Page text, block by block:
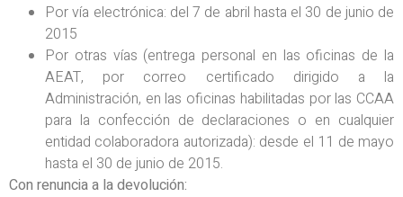
Por vía electrónica: del 7 de abril hasta el 30 de junio de
2015
Por otras vías (entrega personal en las oficinas de la
AEAT, por correo certificado dirigido a la
Administración, en las oficinas habilitadas por las CCAA
para la confección de declaraciones o en cualquier
entidad colaboradora autorizada): desde el 11 de mayo
hasta el 30 de junio de 2015.
Con renuncia a la devolución: